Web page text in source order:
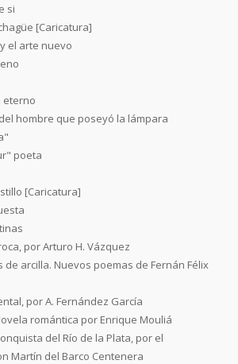
si
[Caricatura]
el arte nuevo
eterno
hombre que poseyó la lámpara
poeta
[Caricatura]
por Arturo H. Vázquez
de arcilla. Nuevos poemas de Fernán Félix
por A. Fernández García
romántica por Enrique Mouliá
del Río de la Plata, por el
Martín del Barco Centenera